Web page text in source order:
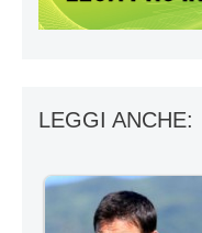
LEGGI ANCHE: